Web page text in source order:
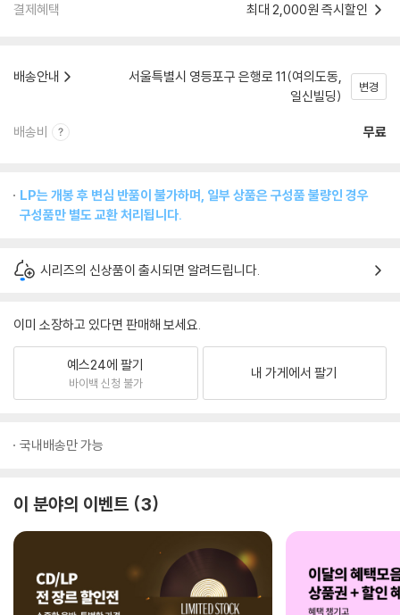
결제혜택 최대 2,000원 즉시할인
배송안내
서울특별시 영등포구 은행로 11(여의도동,
일신빌딩)
변경
배송비 무료
LP는 개봉 후 변심 반품이 불가하며, 일부 상품은 구성품 불량인 경우
구성품만 별도 교환 처리됩니다.
시리즈의 신상품이 출시되면 알려드립니다.
이미 소장하고 있다면 판매해 보세요.
예스24에 팔기
바이백 신청 불가
내 가게에서 팔기
국내배송만 가능
이 분야의 이벤트 3